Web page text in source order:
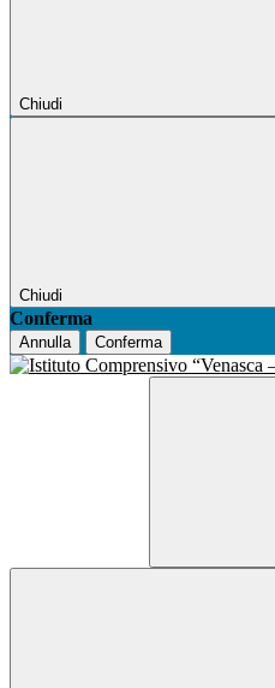
Chiudi
Chiudi
Conferma
Annulla Conferma